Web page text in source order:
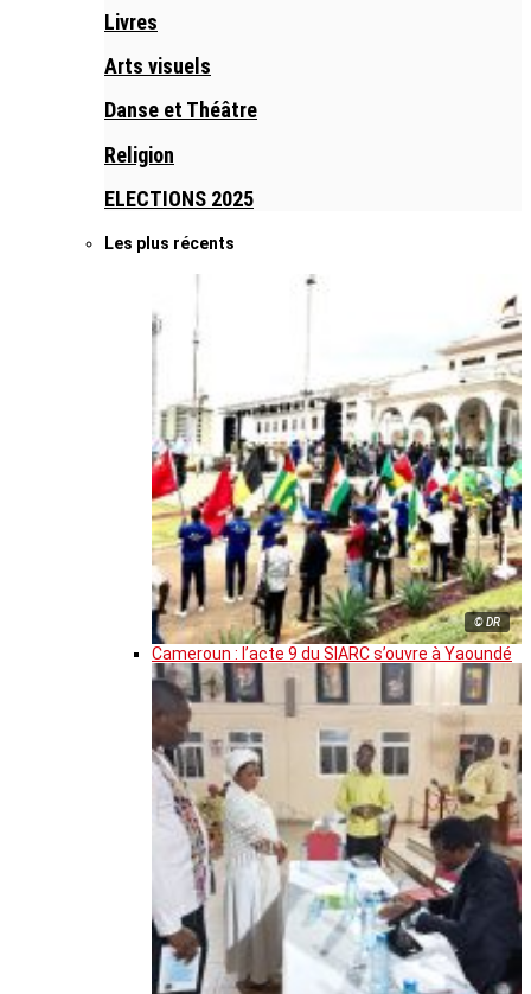
Livres
Arts visuels
Danse et Théâtre
Religion
ELECTIONS 2025
Les plus récents
© DR
Cameroun : l’acte 9 du SIARC s’ouvre à Yaoundé